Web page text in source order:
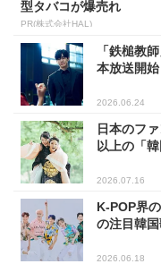
型タバコが爆売れ
PR(株式会社HAL)
「鉄槌教
本放送開
2026.06.24
日本のフ
以上の「
2026.07.16
K-POP界
の注目韓
2026.06.18